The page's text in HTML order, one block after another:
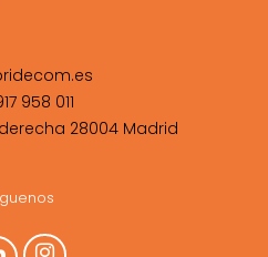
958 011
28004 Madrid